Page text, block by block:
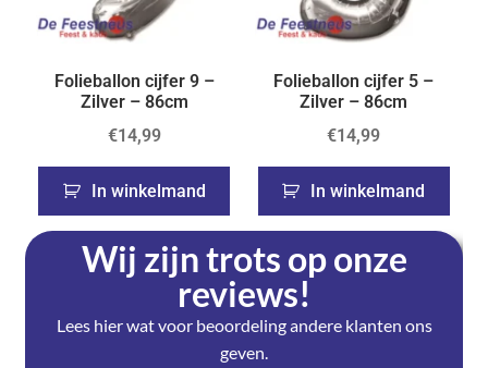
Folieballon cijfer 9 –
Zilver – 86cm
€14,99
In winkelmand
Folieballon cijfer 5 –
Zilver – 86cm
€14,99
In winkelmand
Wij zijn trots op onze
reviews!
Lees hier wat voor beoordeling andere klanten ons
geven.